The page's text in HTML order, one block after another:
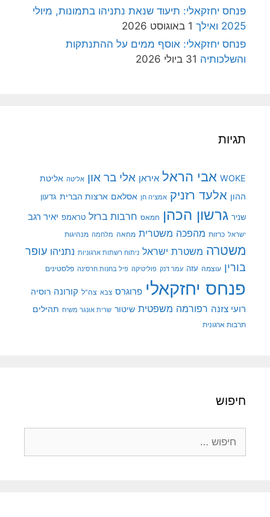
פנחס יחזקאלי: תיעוד שנאת נתניהו בתמונות, מיולי
2025 ואילך
1 באוגוסט 2026
פנחס יחזקאלי: אוסף ממים על ההתנתקות
והשלכותיה 31 ביולי 2026
תגיות
WOKE אבי הראל איראן אלי בר און אליטה אליטת
ההון אלעד רזניק אמציה חן אסלאם ארצות הברית גדעון
שניר גרשון הכהן חמאס חרבות ברזל טראמפ יאיר רגב
ישראל כרזות מהפכה משטרית מחאה מלחמה מנהיגות
משטרה משטרת ישראל ניתוח רשתות ארגוניות נתניהו עופר
בורין עוצמה עזה עמר דנק פוליטיקה פיל בחנות חרסינה פלסטינים
פנחס יחזקאלי פרוגרס צבא צה"ל קורונה רוסיה
רועי צזנה רפורמה משפטית שיטור שרית אונגר משיח תהילים
תרבות ארגונית
חיפוש